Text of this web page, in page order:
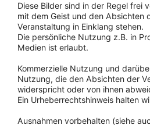
Diese Bilder sind in der Regel frei
mit dem Geist und den Absichten
Veranstaltung in Einklang stehen.
Die persönliche Nutzung z.B. in
Medien ist erlaubt.
Kommerzielle Nutzung und
Nutzung, die den Absichten der
widerspricht oder von ihnen
Ein Urheberrechtshinweis halten
Ausnahmen vorbehalten (siehe